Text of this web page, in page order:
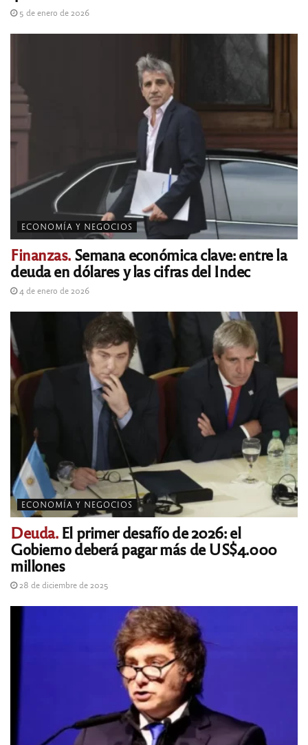
5 de enero de 2026
ECONOMÍA Y NEGOCIOS
Finanzas. Semana económica clave: entre la
deuda en dólares y las cifras del Indec
4 de enero de 2026
ECONOMÍA Y NEGOCIOS
Deuda.El primer desafío de 2026: el
Gobierno deberá pagar más de US$4.000
millones
28 de diciembre de 2025